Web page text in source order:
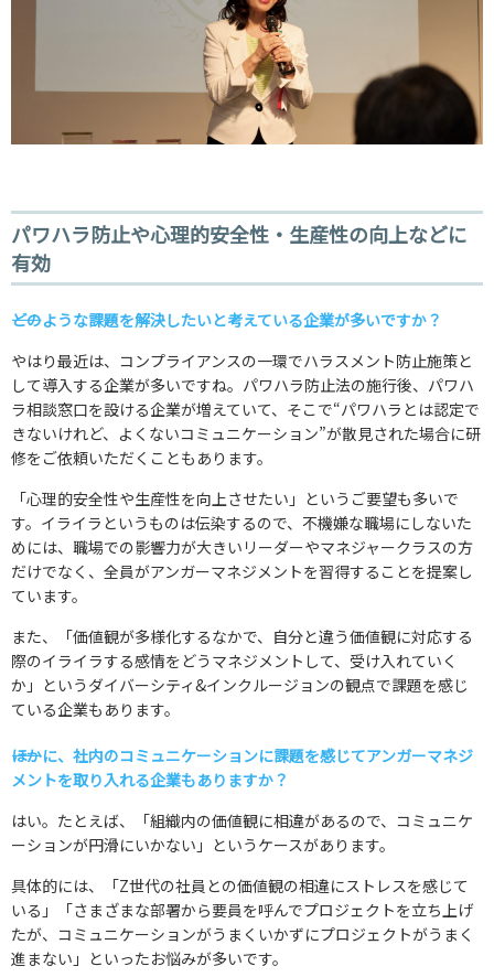
パワハラ防止や心理的安全性・生産性の向上などに
有効
――どのような課題を解決したいと考えている企業が多いですか？
やはり最近は、コンプライアンスの一環でハラスメント防止施策と
して導入する企業が多いですね。パワハラ防止法の施行後、パワハ
ラ相談窓口を設ける企業が増えていて、そこで“パワハラとは認定で
きないけれど、よくないコミュニケーション”が散見された場合に研
修をご依頼いただくこともあります。
「心理的安全性や生産性を向上させたい」というご要望も多いで
す。イライラというものは伝染するので、不機嫌な職場にしないた
めには、職場での影響力が大きいリーダーやマネジャークラスの方
だけでなく、全員がアンガーマネジメントを習得することを提案し
ています。
また、「価値観が多様化するなかで、自分と違う価値観に対応する
際のイライラする感情をどうマネジメントして、受け入れていく
か」というダイバーシティ&インクルージョンの観点で課題を感じ
ている企業もあります。
――ほかに、社内のコミュニケーションに課題を感じてアンガーマネジ
メントを取り入れる企業もありますか？
はい。たとえば、「組織内の価値観に相違があるので、コミュニケ
ーションが円滑にいかない」というケースがあります。
具体的には、「Z世代の社員との価値観の相違にストレスを感じて
いる」「さまざまな部署から要員を呼んでプロジェクトを立ち上げ
たが、コミュニケーションがうまくいかずにプロジェクトがうまく
進まない」といったお悩みが多いです。